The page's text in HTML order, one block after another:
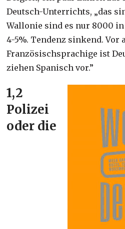
Deutsch-Unterrichts, „das
Wallonie sind es nur 8000 in
4-5%. Tendenz sinkend. Vor
Französischsprachige ist
ziehen Spanisch vor.”
1,2
Polizei
oder die